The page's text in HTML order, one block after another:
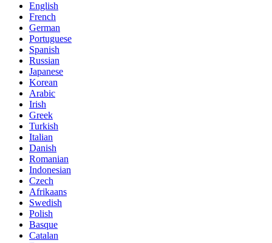
English
French
German
Portuguese
Spanish
Russian
Japanese
Korean
Arabic
Irish
Greek
Turkish
Italian
Danish
Romanian
Indonesian
Czech
Afrikaans
Swedish
Polish
Basque
Catalan